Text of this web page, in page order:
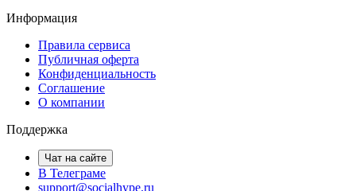
Информация
Правила сервиса
Публичная оферта
Конфиденциальность
Соглашение
О компании
Поддержка
Чат на сайте
В Телеграме
support@socialhype.ru